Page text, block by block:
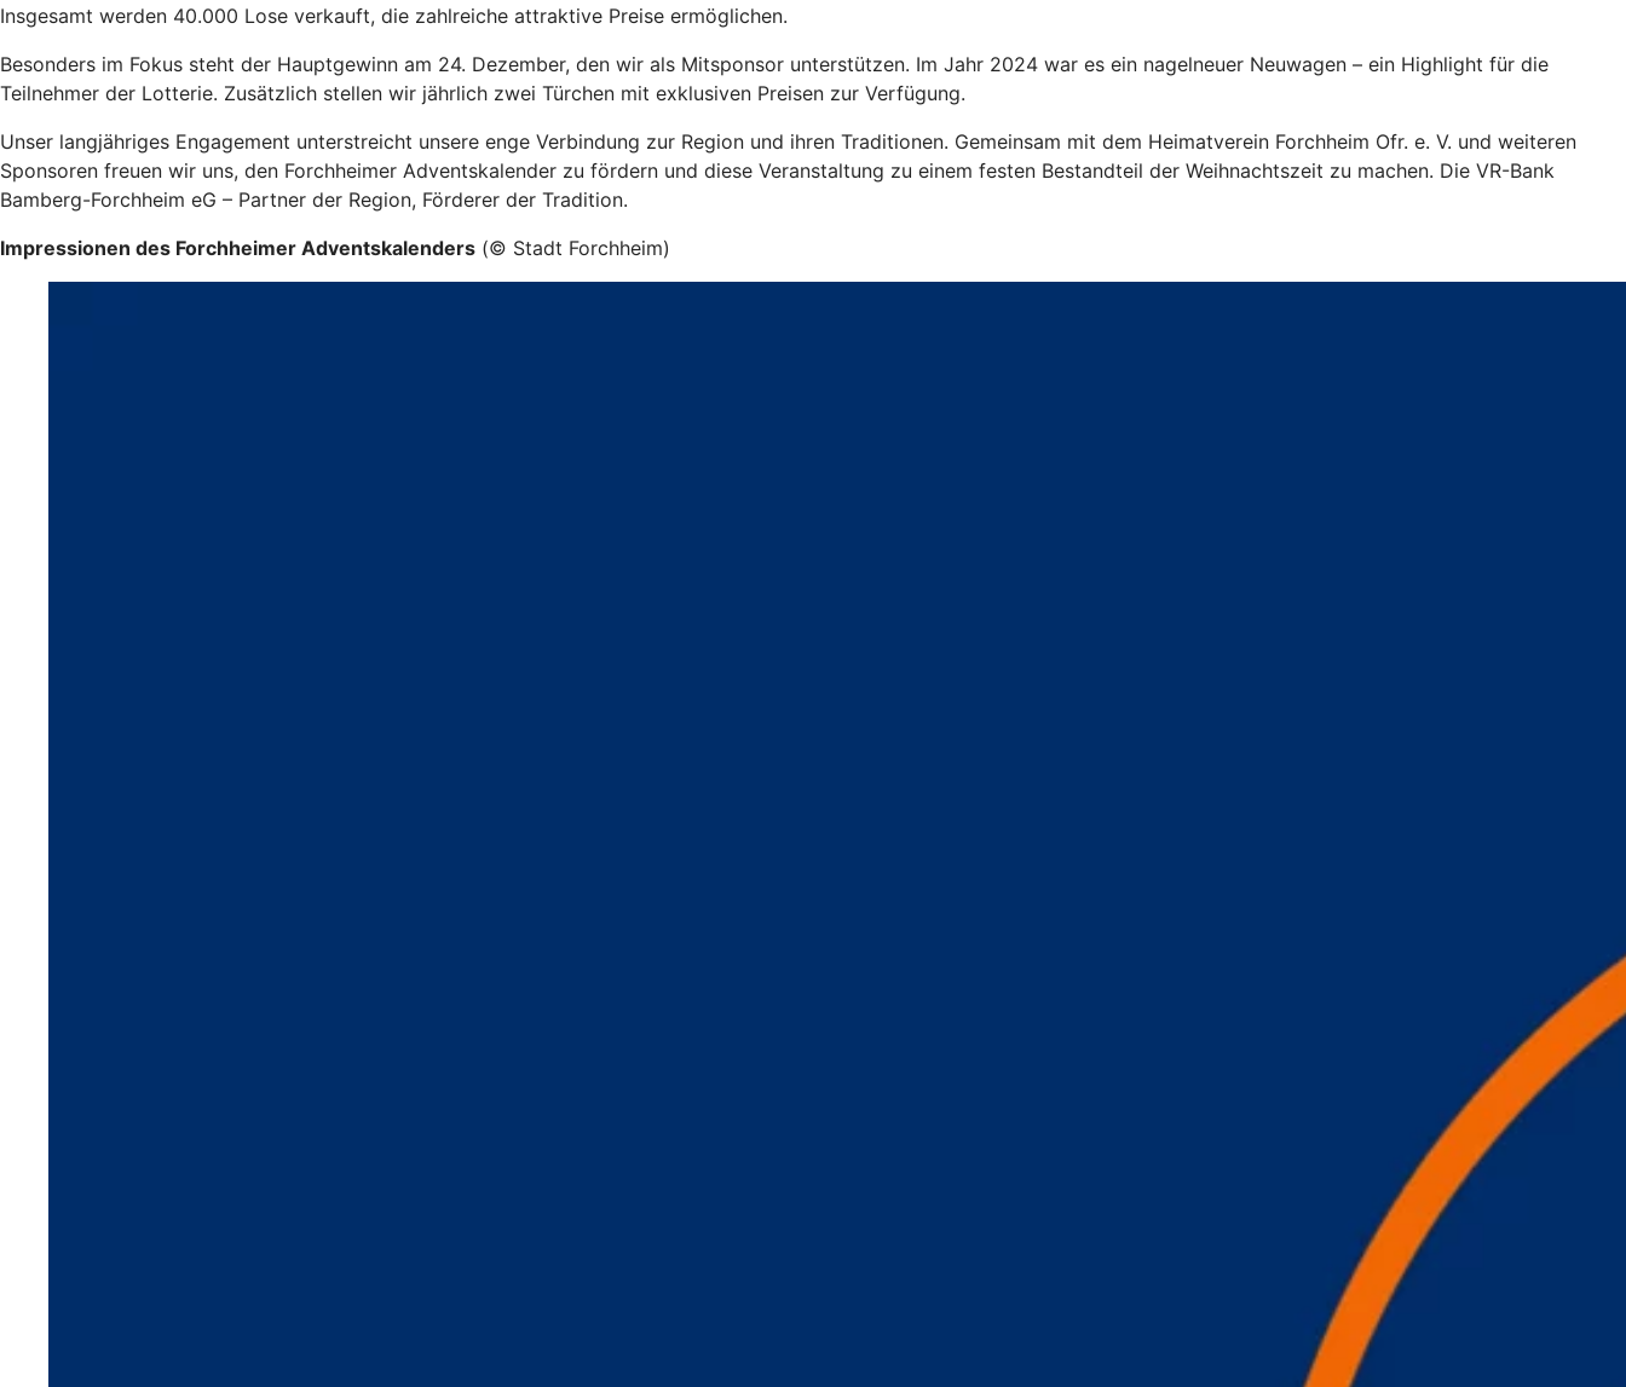
Insgesamt werden 40.000 Lose verkauft, die zahlreiche attraktive Preise ermöglichen.
Besonders im Fokus steht der Hauptgewinn am 24. Dezember, den wir als Mitsponsor unterstützen. Im Jahr 2024 war es ein nagelneuer Neuwagen – ein Highlight für die
Teilnehmer der Lotterie. Zusätzlich stellen wir jährlich zwei Türchen mit exklusiven Preisen zur Verfügung.
Unser langjähriges Engagement unterstreicht unsere enge Verbindung zur Region und ihren Traditionen. Gemeinsam mit dem Heimatverein Forchheim Ofr. e. V. und weiteren
Sponsoren freuen wir uns, den Forchheimer Adventskalender zu fördern und diese Veranstaltung zu einem festen Bestandteil der Weihnachtszeit zu machen. Die VR-Bank
Bamberg-Forchheim eG – Partner der Region, Förderer der Tradition.
Impressionen des Forchheimer Adventskalenders (© Stadt Forchheim)